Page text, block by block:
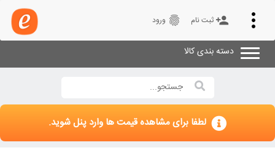
Toggle
navigation
person_add ثبت نام fingerprint ورود
دسته بندی کالا
لطفا برای مشاهده قیمت ها وارد پنل شوید.